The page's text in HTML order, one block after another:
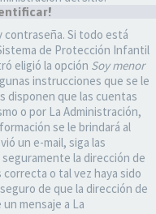
contraseña. Si todo está
de Protección Infantil
eligió la opción Soy menor
instrucciones que se le
disponen que las cuentas
o por La Administración,
se le brindará al
un e-mail, siga las
la dirección de
o tal vez haya sido
de que la dirección de
mensaje a La